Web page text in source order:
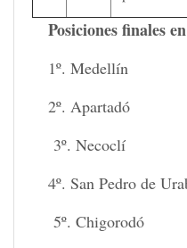
Posiciones finales
1º. Medellín
2º. Apartadó
3º. Necoclí
4º. San Pedro de
5º. Chigorodó